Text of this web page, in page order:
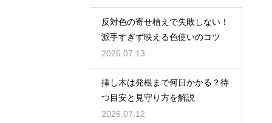
反対色の寄せ植えで失敗しない！
派手すぎず映える色使いのコツ
2026.07.13
挿し木は発根まで何日かかる？待
つ目安と見守り方を解説
2026.07.12